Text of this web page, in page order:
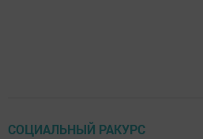
СОЦИАЛЬНЫЙ РАКУРС